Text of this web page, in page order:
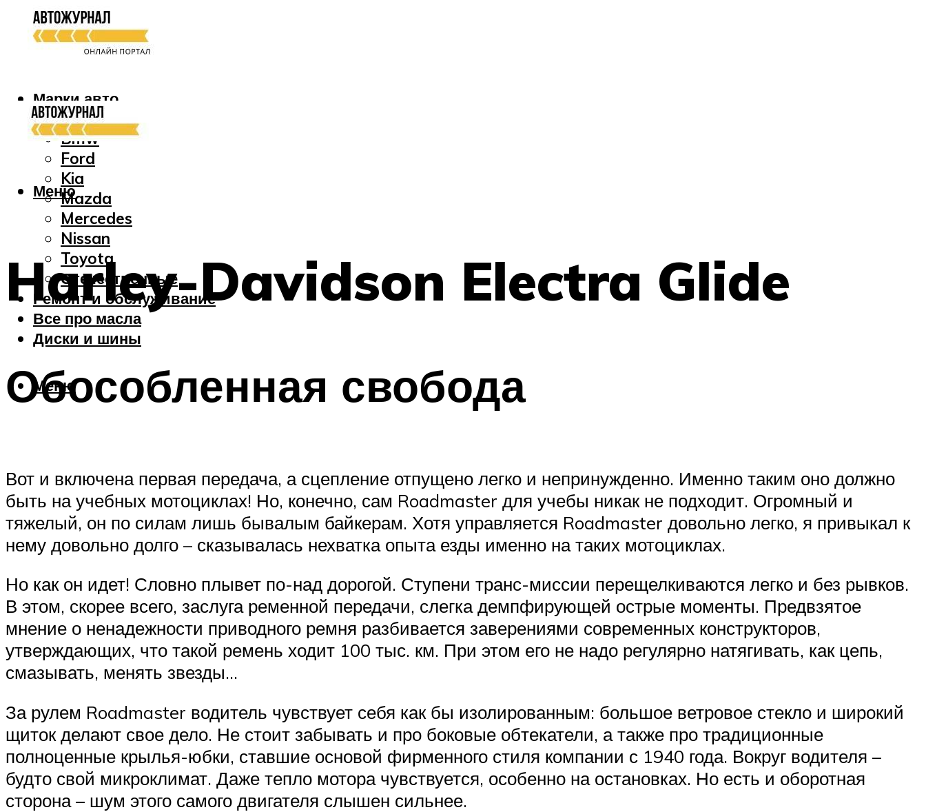
Марки авто
Audi
Bmw
Ford
Kia
Mazda
Mercedes
Nissan
Toyota
Отечественные
Ремонт и обслуживание
Все про масла
Диски и шины
Меню
Меню
Harley-Davidson Electra Glide
Обособленная свобода
Вот и включена первая передача, а сцепление отпущено легко и непринужденно. Именно таким оно должно
быть на учебных мотоциклах! Но, конечно, сам Roadmaster для учебы никак не подходит. Огромный и
тяжелый, он по силам лишь бывалым байкерам. Хотя управляется Roadmaster довольно легко, я привыкал к
нему довольно долго – сказывалась нехватка опыта езды именно на таких мотоциклах.
Но как он идет! Словно плывет по-над дорогой. Ступени транс-миссии перещелкиваются легко и без рывков.
В этом, скорее всего, заслуга ременной передачи, слегка демпфирующей острые моменты. Предвзятое
мнение о ненадежности приводного ремня разбивается заверениями современных конструкторов,
утверждающих, что такой ремень ходит 100 тыс. км. При этом его не надо регулярно натягивать, как цепь,
смазывать, менять звезды…
За рулем Roadmaster водитель чувствует себя как бы изолированным: большое ветровое стекло и широкий
щиток делают свое дело. Не стоит забывать и про боковые обтекатели, а также про традиционные
полноценные крылья-юбки, ставшие основой фирменного стиля компании с 1940 года. Вокруг водителя –
будто свой микроклимат. Даже тепло мотора чувствуется, особенно на остановках. Но есть и оборотная
сторона – шум этого самого двигателя слышен сильнее.